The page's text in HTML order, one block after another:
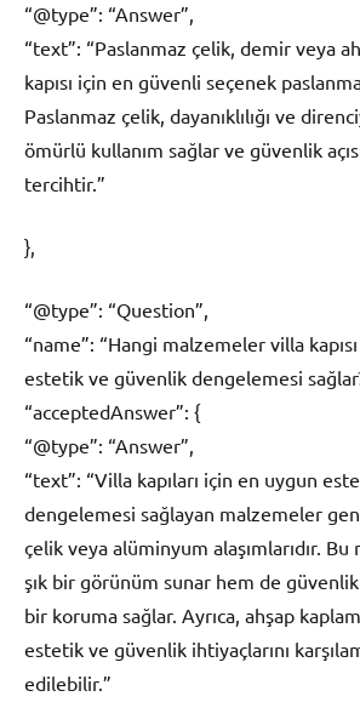
“@type”: “Answer”,
“text”: “Paslanmaz çelik, demir veya
kapısı için en güvenli seçenek
Paslanmaz çelik, dayanıklılığı ve
ömürlü kullanım sağlar ve güvenlik
tercihtir.”
},
“@type”: “Question”,
“name”: “Hangi malzemeler villa
estetik ve güvenlik dengelemesi
“acceptedAnswer”: {
“@type”: “Answer”,
“text”: “Villa kapıları için en uygun
dengelemesi sağlayan malzemeler
çelik veya alüminyum alaşımlarıdır.
şık bir görünüm sunar hem de güvenlik
bir koruma sağlar. Ayrıca, ahşap
estetik ve güvenlik ihtiyaçlarını
edilebilir.”